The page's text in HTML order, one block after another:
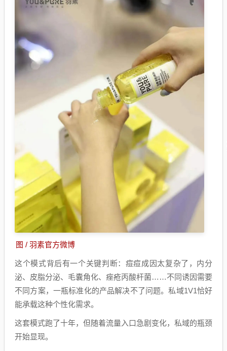
图 / 羽素官方微博
这个模式背后有一个关键判断：痘痘成因太复杂了，内分
泌、皮脂分泌、毛囊角化、痤疮丙酸杆菌……不同诱因需要
不同方案，一瓶标准化的产品解决不了问题。私域1V1恰好
能承载这种个性化需求。
这套模式跑了十年，但随着流量入口急剧变化，私域的瓶颈
开始显现。